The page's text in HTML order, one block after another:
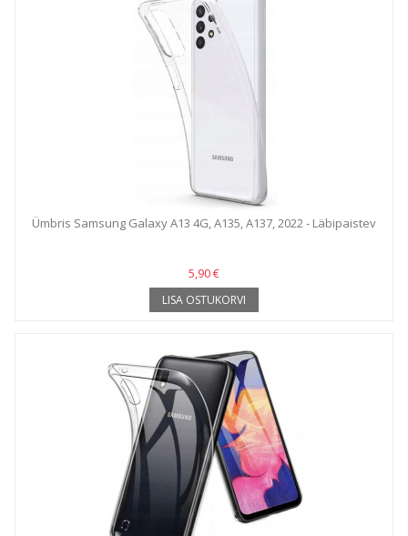
Ümbris Samsung Galaxy A13 4G, A135, A137, 2022 - Läbipaistev
5,90 €
LISA OSTUKORVI